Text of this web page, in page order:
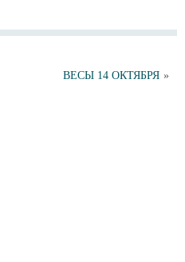
ВЕСЫ 14 ОКТЯБРЯ »